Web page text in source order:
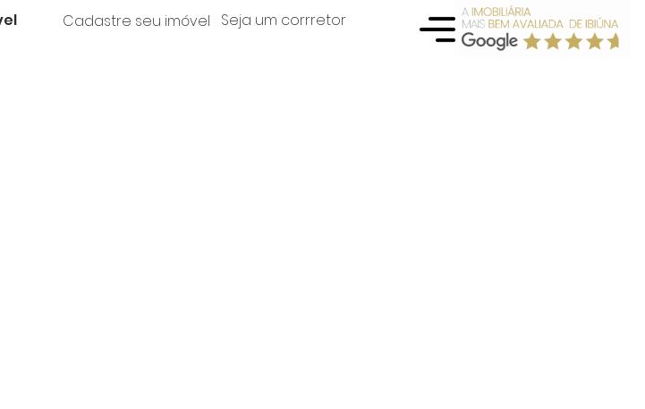
Cadastre seu imóvel Seja um corrretor